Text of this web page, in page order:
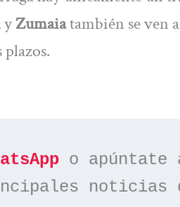
yZumaiatambién se ven
noticias